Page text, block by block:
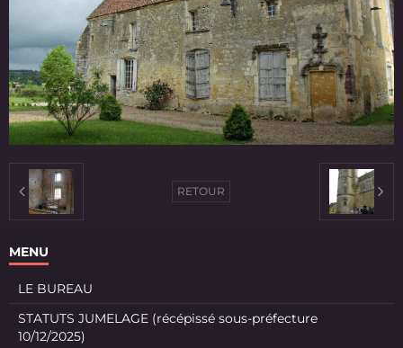
RETOUR
MENU
LE BUREAU
STATUTS JUMELAGE (récépissé sous-préfecture
10/12/2025)